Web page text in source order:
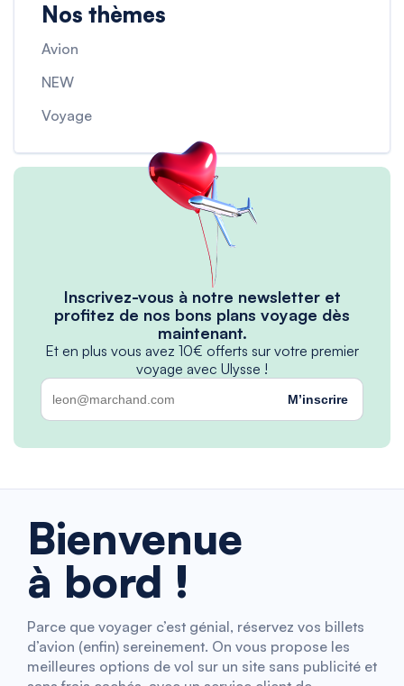
Nos thèmes
Avion
NEW
Voyage
Inscrivez-vous à notre newsletter et
profitez de nos bons plans voyage dès
maintenant.
Et en plus vous avez 10€ offerts sur votre premier
voyage avec Ulysse !
M’inscrire
Bienvenue
à bord !
Parce que voyager c’est génial, réservez vos billets
d’avion (enfin) sereinement. On vous propose les
meilleures options de vol sur un site sans publicité et